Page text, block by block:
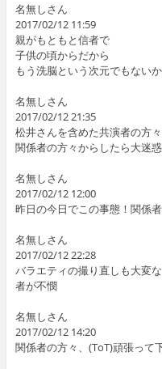
名無しさん
2017/02/12 11:59
親がもともと信者で
子供の頃からだから
もう洗脳という次元でもない
名無しさん
2017/02/12 21:35
松井さんを含めた共演者の方
関係者の方々からしたら大迷
名無しさん
2017/02/12 12:00
昨日の今日でこの事態！関係者
名無しさん
2017/02/12 22:28
バラエティの撮り直しも大変
者が不憫
名無しさん
2017/02/12 14:20
関係者の方々、(ToT)頑張って